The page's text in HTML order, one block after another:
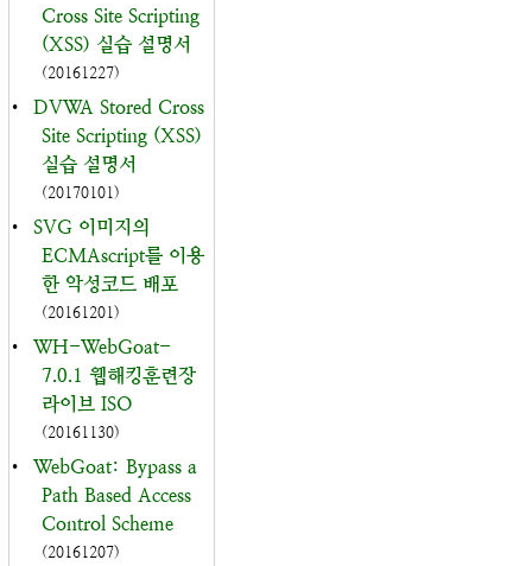
Cross Site Scripting
(XSS) 실습 설명서
(20161227)
•
DVWA Stored Cross
Site Scripting (XSS)
실습 설명서
(20170101)
•
SVG 이미지의
ECMAscript를 이용
한 악성코드 배포
(20161201)
•
WH-WebGoat-
7.0.1 웹해킹훈련장
라이브 ISO
(20161130)
•
WebGoat: Bypass a
Path Based Access
Control Scheme
(20161207)